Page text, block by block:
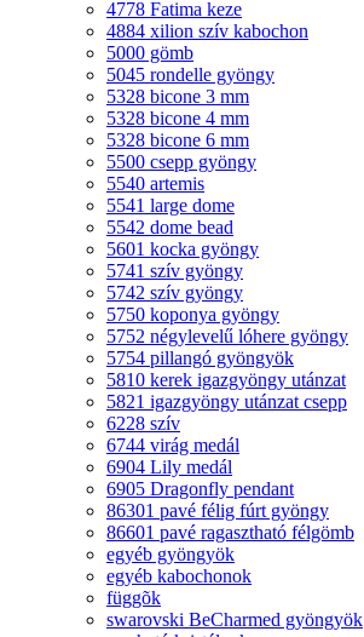
4778 Fatima keze
4884 xilion szív kabochon
5000 gömb
5045 rondelle gyöngy
5328 bicone 3 mm
5328 bicone 4 mm
5328 bicone 6 mm
5500 csepp gyöngy
5540 artemis
5541 large dome
5542 dome bead
5601 kocka gyöngy
5741 szív gyöngy
5742 szív gyöngy
5750 koponya gyöngy
5752 négylevelű lóhere gyöngy
5754 pillangó gyöngyök
5810 kerek igazgyöngy utánzat
5821 igazgyöngy utánzat csepp
6228 szív
6744 virág medál
6904 Lily medál
6905 Dragonfly pendant
86301 pavé félig fúrt gyöngy
86601 pavé ragasztható félgömb
egyéb gyöngyök
egyéb kabochonok
függõk
swarovski BeCharmed gyöngyök